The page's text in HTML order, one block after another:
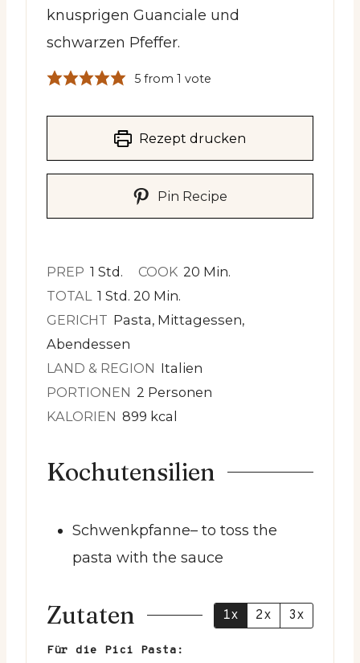
knusprigen Guanciale und
schwarzen Pfeffer.
5from 1 vote
Rezept drucken
Pin Recipe
PREP 1 Stunde
Std. COOK 20 Minuten
Min.
TOTAL 1 Stunde
Std. 20 Minuten
Min.
GERICHT Pasta, Mittagessen,
Abendessen
LAND & REGION Italien
PORTIONEN 2 Personen
KALORIEN 899 kcal
Kochutensilien
Schwenkpfanne– to toss the
pasta with the sauce
Zutaten 1x 2x 3x
Für die Pici Pasta: